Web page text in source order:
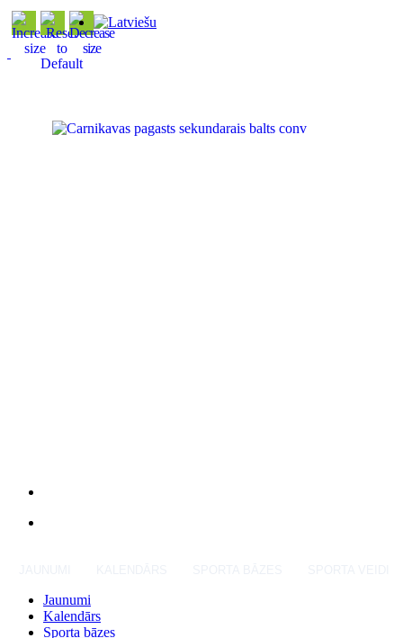
Jaunumi
Kalendārs
Sporta bāzes